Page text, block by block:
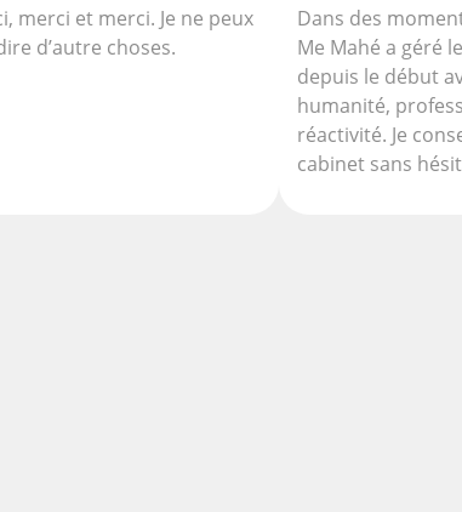
merci et merci. Je ne peux
d’autre choses.
Dans des
Me Mahé a géré
depuis le début
humanité,
réactivité. Je
cabinet sans